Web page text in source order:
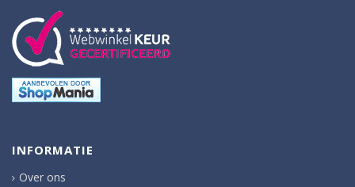
INFORMATIE
Over ons